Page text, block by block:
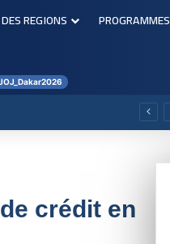
REGIONS PROGRAMMES
crédit en